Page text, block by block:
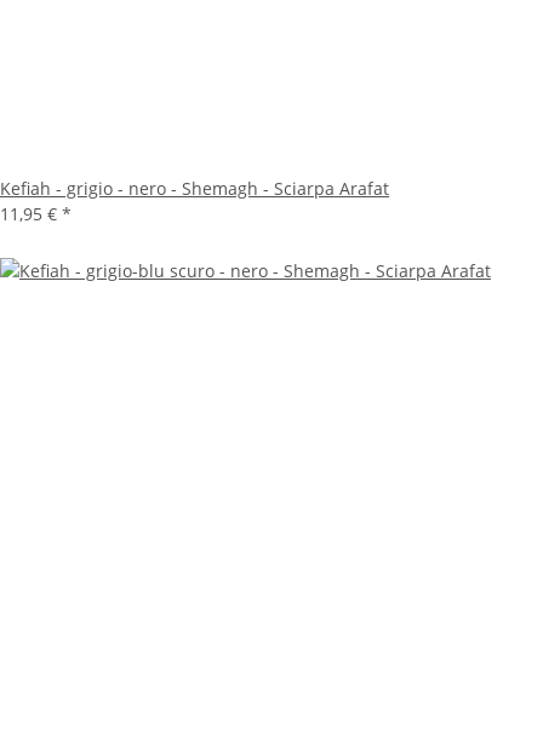
Kefiah - grigio - nero - Shemagh - Sciarpa Arafat
11,95 € *